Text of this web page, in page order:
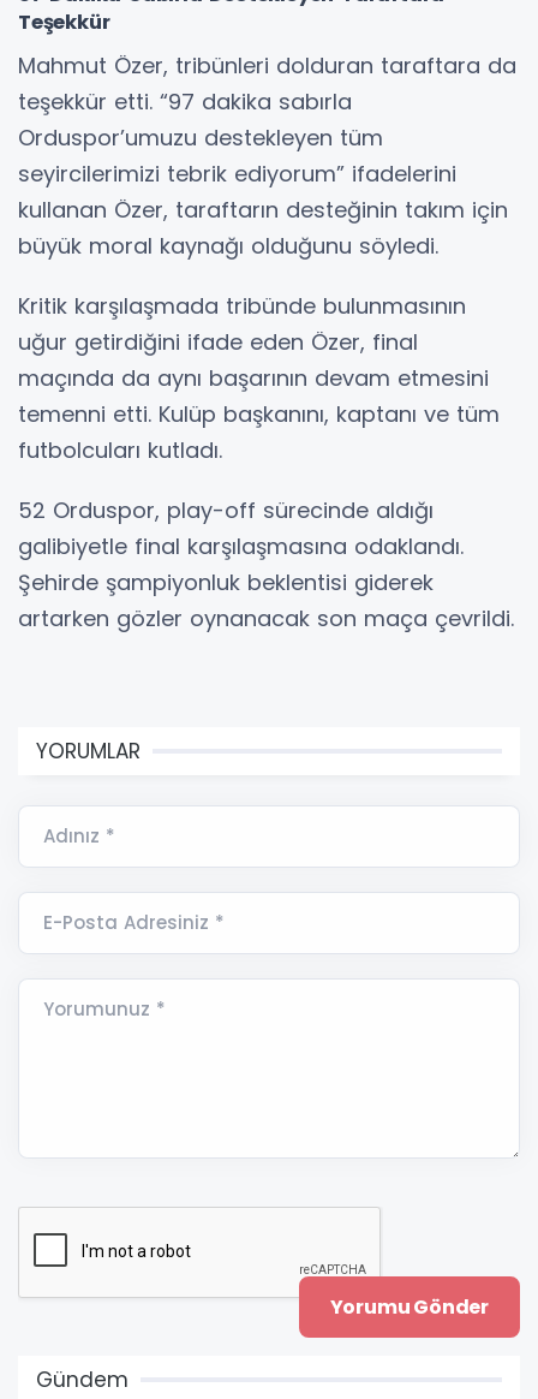
Teşekkür
Mahmut Özer, tribünleri dolduran taraftara da
teşekkür etti. “97 dakika sabırla
Orduspor’umuzu destekleyen tüm
seyircilerimizi tebrik ediyorum” ifadelerini
kullanan Özer, taraftarın desteğinin takım için
büyük moral kaynağı olduğunu söyledi.
Kritik karşılaşmada tribünde bulunmasının
uğur getirdiğini ifade eden Özer, final
maçında da aynı başarının devam etmesini
temenni etti. Kulüp başkanını, kaptanı ve tüm
futbolcuları kutladı.
52 Orduspor, play-off sürecinde aldığı
galibiyetle final karşılaşmasına odaklandı.
Şehirde şampiyonluk beklentisi giderek
artarken gözler oynanacak son maça çevrildi.
YORUMLAR
Adınız *
E-Posta Adresiniz *
Yorumunuz *
Gündem